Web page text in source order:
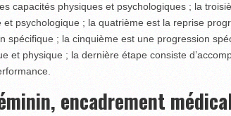
capacités physiques et psychologiques ; la
et psychologique ; la quatrième est la reprise
spécifique ; la cinquième est une progression
et physique ; la dernière étape consiste
encadrement